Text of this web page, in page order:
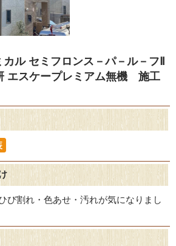
ル セミフロンス－パ－ル－フⅡ
エスケープレミアム無機 施工
び割れ・色あせ・汚れが気になりまし